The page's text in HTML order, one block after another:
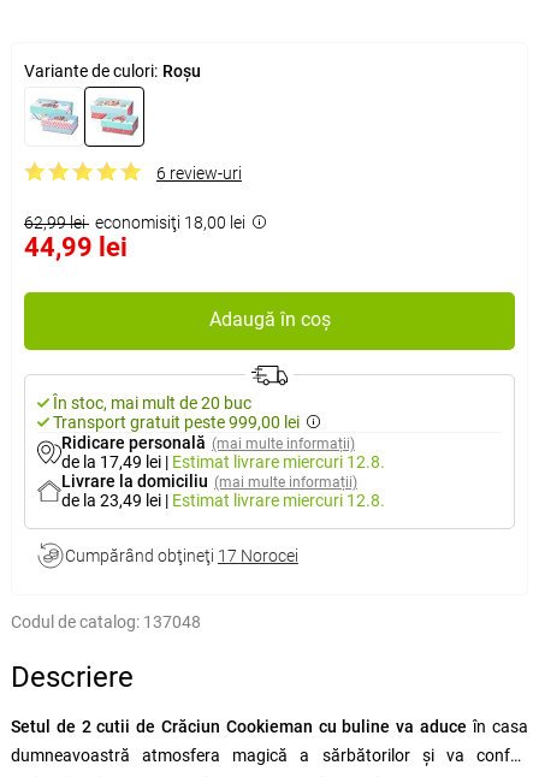
Variante de culori: Roșu
6 review-uri
62,99 lei economisiţi 18,00 lei
44,99 lei
Adaugă în coș
În stoc, mai mult de 20 buc
Transport gratuit peste 999,00 lei
Ridicare personală (mai multe informații)
de la 17,49 lei | Estimat livrare miercuri 12.8.
Livrare la domiciliu (mai multe informații)
de la 23,49 lei | Estimat livrare miercuri 12.8.
Cumpărând obţineţi 17 Norocei
Codul de catalog: 137048
Descriere
Setul de 2 cutii de Crăciun Cookieman cu buline va aduce în casa
dumneavoastră atmosfera magică a sărbătorilor și va conferi